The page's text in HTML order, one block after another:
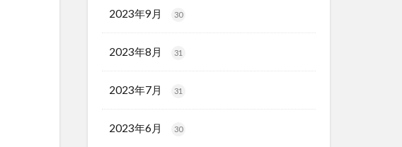
2023年9月 30
2023年8月 31
2023年7月 31
2023年6月 30